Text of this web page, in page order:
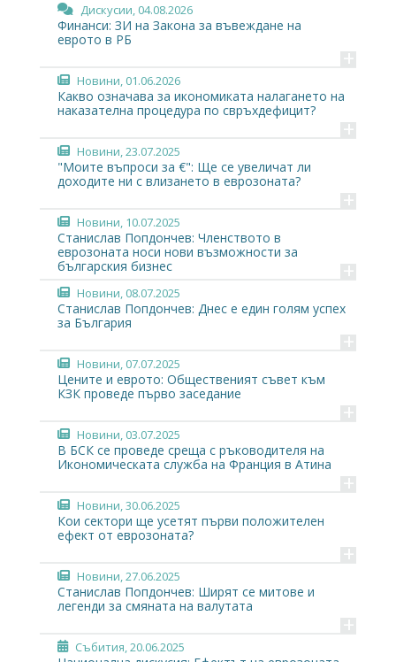
Дискусии, 04.08.2026
Финанси: ЗИ на Закона за въвеждане на
еврото в РБ
+
Новини, 01.06.2026
Какво означава за икономиката налагането на
наказателна процедура по свръхдефицит?
+
Новини, 23.07.2025
"Моите въпроси за €": Ще се увеличат ли
доходите ни с влизането в еврозоната?
+
Новини, 10.07.2025
Станислав Попдончев: Членството в
еврозоната носи нови възможности за
българския бизнес
+
Новини, 08.07.2025
Станислав Попдончев: Днес е един голям успех
за България
+
Новини, 07.07.2025
Цените и еврото: Общественият съвет към
КЗК проведе първо заседание
+
Новини, 03.07.2025
В БСК се проведе среща с ръководителя на
Икономическата служба на Франция в Атина
+
Новини, 30.06.2025
Кои сектори ще усетят първи положителен
ефект от еврозоната?
+
Новини, 27.06.2025
Станислав Попдончев: Ширят се митове и
легенди за смяната на валутата
+
Събития, 20.06.2025